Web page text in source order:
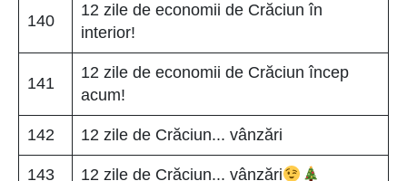
140
12 zile de economii de Crăciun în
interior!
141
12 zile de economii de Crăciun încep
acum!
142 12 zile de Crăciun... vânzări
143 12 zile de Crăciun... vânzări